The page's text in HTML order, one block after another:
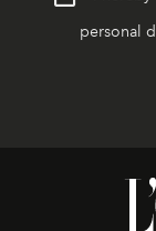
personal